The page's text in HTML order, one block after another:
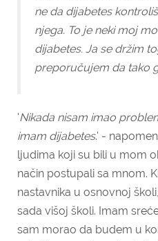
ne da dijabetes
njega. To je neki moj
dijabetes. Ja se držim
preporučujem da tako
'Nikada nisam imao
imam dijabetes.' -
ljudima koji su bili u mom
način postupali sa mnom.
nastavnika u osnovnoj
sada višoj školi. Imam
sam morao da budem u